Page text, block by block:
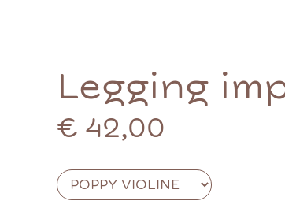
Legging
€ 42,00